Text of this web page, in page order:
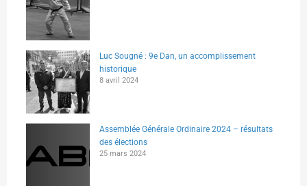
Luc Sougné : 9e Dan, un accomplissement
historique
8 avril 2024
Assemblée Générale Ordinaire 2024 – résultats
des élections
25 mars 2024